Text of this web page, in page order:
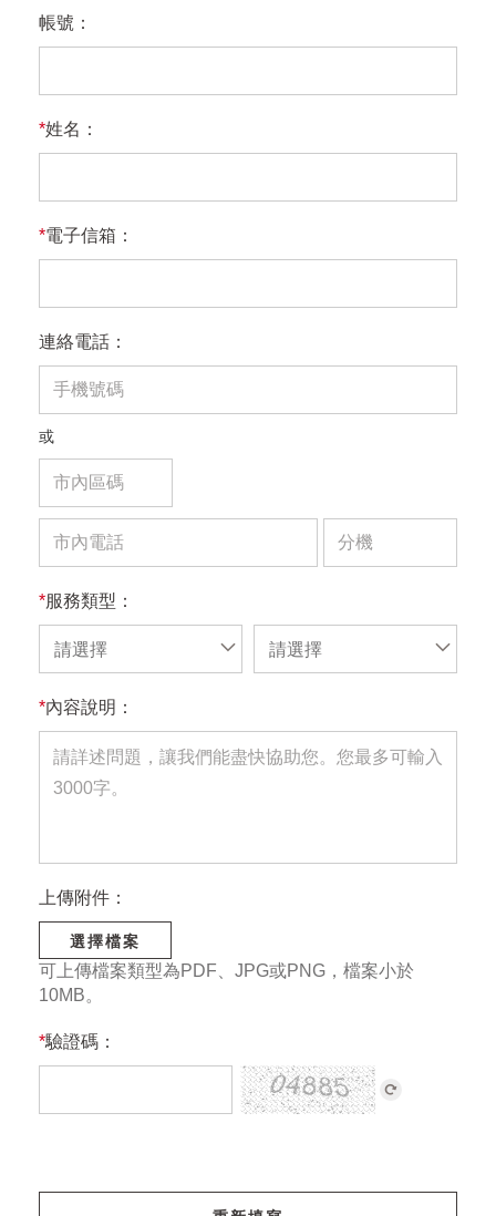
帳號：
*姓名：
*電子信箱：
連絡電話：
或
*服務類型：
請選擇 請選擇
*內容說明：
上傳附件：
選擇檔案
可上傳檔案類型為PDF、JPG或PNG，檔案小於
10MB。
*驗證碼：